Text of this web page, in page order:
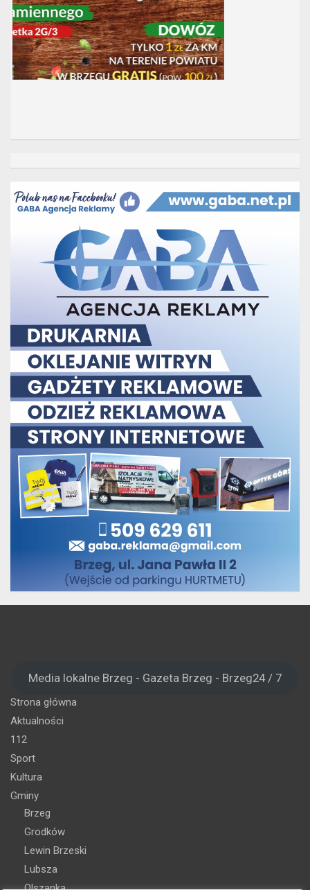
Media lokalne Brzeg - Gazeta Brzeg - Brzeg24 / 7
Strona główna
Aktualności
112
Sport
Kultura
Gminy
Brzeg
Grodków
Lewin Brzeski
Lubsza